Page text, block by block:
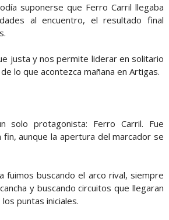
suponerse que Ferro Carril llegaba
al encuentro, el resultado final
justa y nos permite liderar en solitario
lo que acontezca mañana en Artigas.
solo protagonista: Ferro Carril. Fue
fin, aunque la apertura del marcador se
fuimos buscando el arco rival, siempre
y buscando circuitos que llegaran
puntas iniciales.